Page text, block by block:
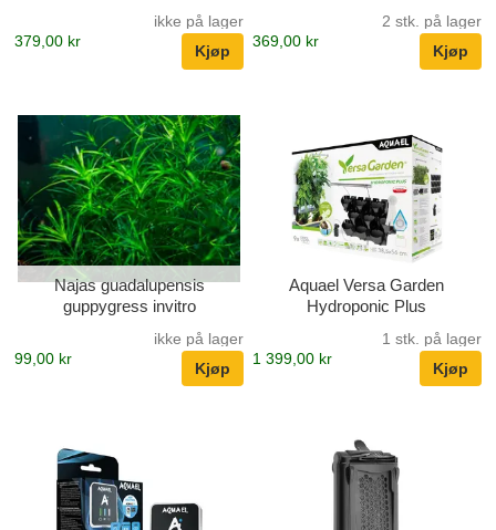
ikke på lager
379,00 kr
2 stk. på lager
369,00 kr
Najas guadalupensis
guppygress invitro
ikke på lager
99,00 kr
Aquael Versa Garden
Hydroponic Plus
1 stk. på lager
1 399,00 kr